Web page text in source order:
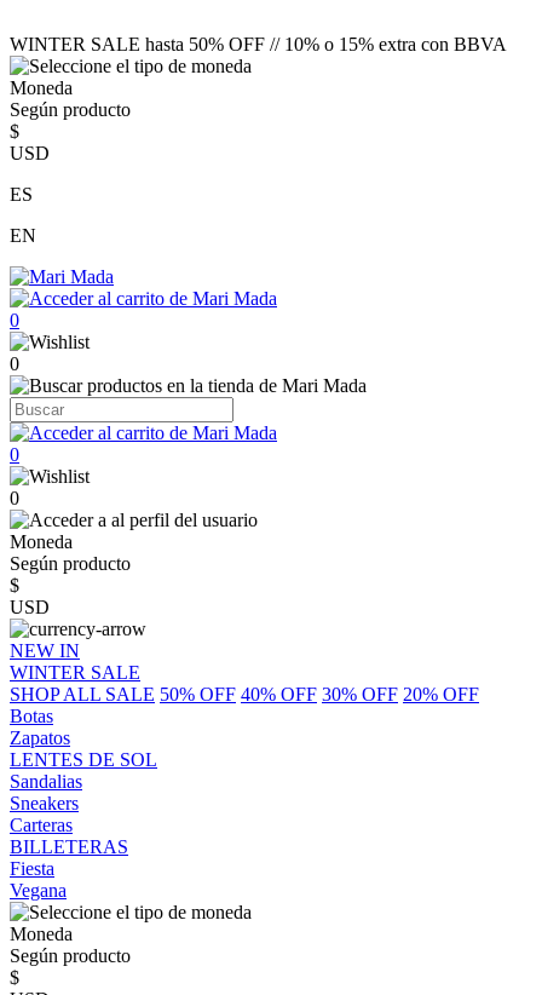
WINTER SALE hasta 50% OFF // 10% o 15% extra con BBVA
Moneda
Según producto
$
USD
ES
EN
0
0
0
0
Moneda
Según producto
$
USD
NEW IN
WINTER SALE
SHOP ALL SALE 50% OFF 40% OFF 30% OFF 20% OFF
Botas
Zapatos
LENTES DE SOL
Sandalias
Sneakers
Carteras
BILLETERAS
Fiesta
Vegana
Moneda
Según producto
$